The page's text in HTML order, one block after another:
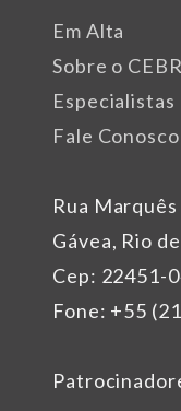
Rua
Gávea, Rio
Cep: 22451-
Fone: +55
Em Alta
Sobre o
Especialistas
Fale Conosco